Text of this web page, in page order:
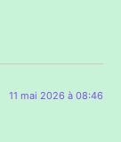
11 mai 2026 à 08:46